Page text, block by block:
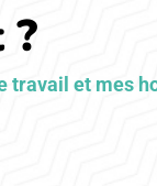
travail et mes